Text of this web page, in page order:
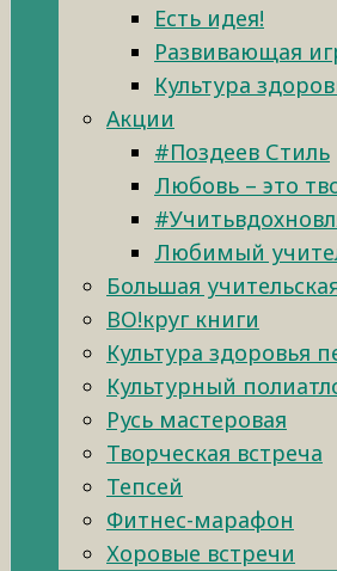
Есть идея!
Развивающая
Культура
Акции
#Поздеев Стиль
Любовь – это
Любимый
Большая
ВО!круг книги
Культура здоровья
Культурный
Русь мастеровая
Творческая встреча
Тепсей
Фитнес-марафон
Хоровые встречи